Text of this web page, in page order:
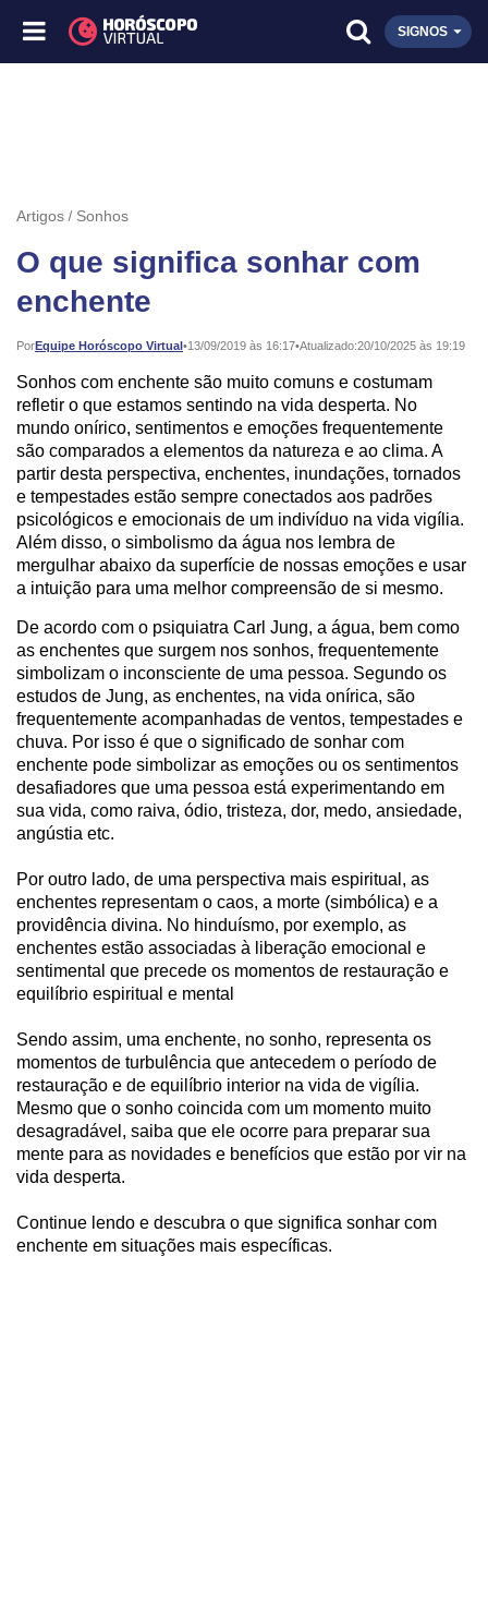
SIGNOS
Artigos Sonhos
O que significa sonhar com
enchente
PorEquipe Horóscopo Virtual•
Publicado: 13/09/2019 às 16:17•Atualizado:20/10/2025 às 19:19
Sonhos com enchente são muito comuns e costumam
refletir o que estamos sentindo na vida desperta. No
mundo onírico, sentimentos e emoções frequentemente
são comparados a elementos da natureza e ao clima. A
partir desta perspectiva, enchentes, inundações, tornados
e tempestades estão sempre conectados aos padrões
psicológicos e emocionais de um indivíduo na vida vigília.
Além disso, o simbolismo da água nos lembra de
mergulhar abaixo da superfície de nossas emoções e usar
a intuição para uma melhor compreensão de si mesmo.
De acordo com o psiquiatra Carl Jung, a água, bem como
as enchentes que surgem nos sonhos, frequentemente
simbolizam o inconsciente de uma pessoa. Segundo os
estudos de Jung, as enchentes, na vida onírica, são
frequentemente acompanhadas de ventos, tempestades e
chuva. Por isso é que o significado de sonhar com
enchente pode simbolizar as emoções ou os sentimentos
desafiadores que uma pessoa está experimentando em
sua vida, como raiva, ódio, tristeza, dor, medo, ansiedade,
angústia etc.
Por outro lado, de uma perspectiva mais espiritual, as
enchentes representam o caos, a morte (simbólica) e a
providência divina. No hinduísmo, por exemplo, as
enchentes estão associadas à liberação emocional e
sentimental que precede os momentos de restauração e
equilíbrio espiritual e mental
Sendo assim, uma enchente, no sonho, representa os
momentos de turbulência que antecedem o período de
restauração e de equilíbrio interior na vida de vigília.
Mesmo que o sonho coincida com um momento muito
desagradável, saiba que ele ocorre para preparar sua
mente para as novidades e benefícios que estão por vir na
vida desperta.
Continue lendo e descubra o que significa sonhar com
enchente em situações mais específicas.